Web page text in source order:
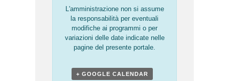
L'amministrazione non si assume
la responsabilità per eventuali
modifiche ai programmi o per
variazioni delle date indicate nelle
pagine del presente portale.
+ GOOGLE CALENDAR